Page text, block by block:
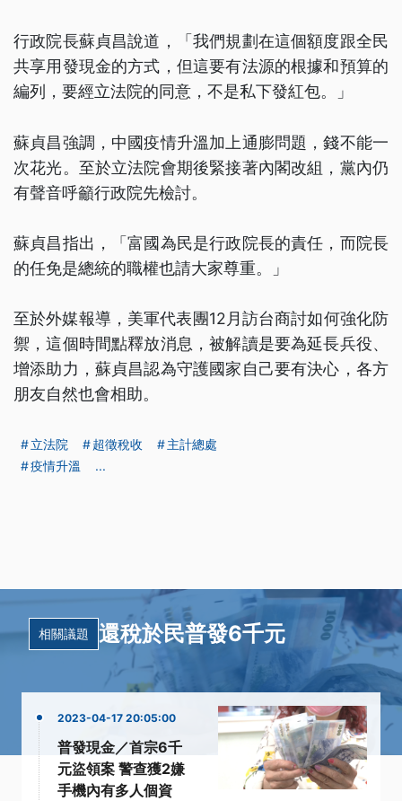
行政院長蘇貞昌說道，「我們規劃在這個額度跟全民
共享用發現金的方式，但這要有法源的根據和預算的
編列，要經立法院的同意，不是私下發紅包。」
蘇貞昌強調，中國疫情升溫加上通膨問題，錢不能一
次花光。至於立法院會期後緊接著內閣改組，黨內仍
有聲音呼籲行政院先檢討。
蘇貞昌指出，「富國為民是行政院長的責任，而院長
的任免是總統的職權也請大家尊重。」
至於外媒報導，美軍代表團12月訪台商討如何強化防
禦，這個時間點釋放消息，被解讀是要為延長兵役、
增添助力，蘇貞昌認為守護國家自己要有決心，各方
朋友自然也會相助。
立法院 超徵稅收
主計總處
疫情升溫
...
相關議題 還稅於民普發6千元
2023-04-17 20:05:00
普發現金／首宗6千
元盜領案 警查獲2嫌
手機內有多人個資